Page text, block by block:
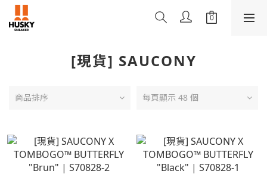
[現貨] SAUCONY
商品排序 每頁顯示 48 個